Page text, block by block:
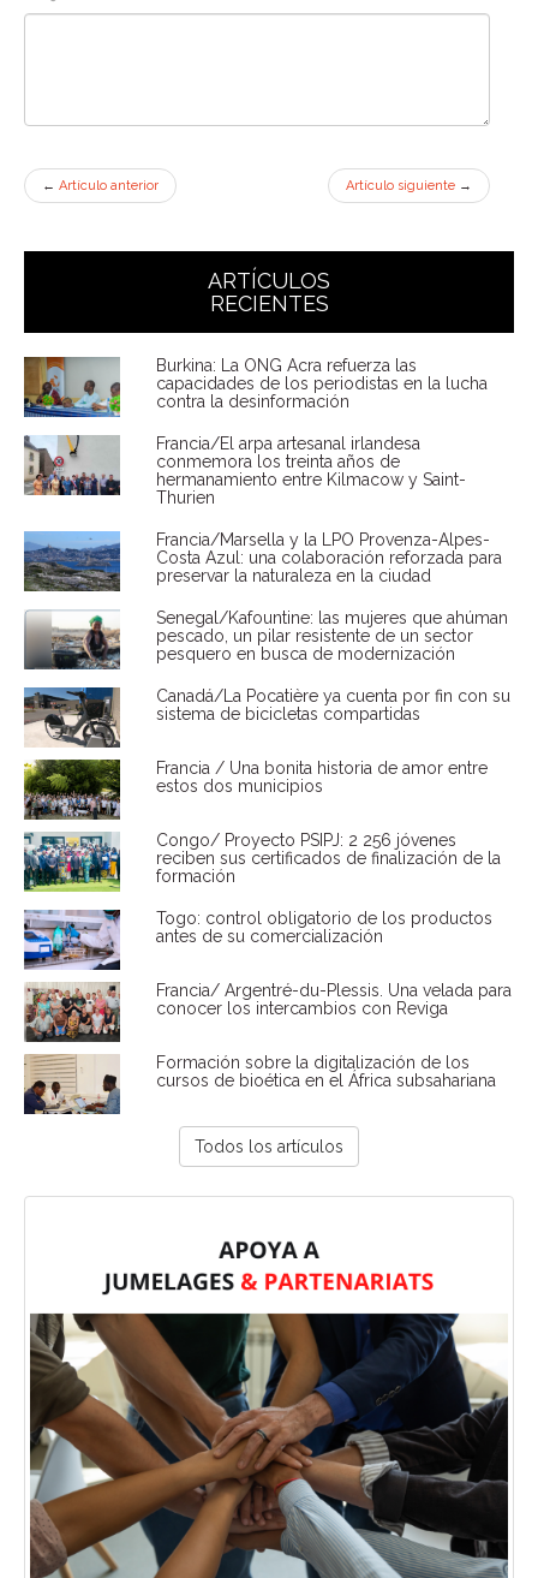
← Artículo anterior Artículo siguiente →
ARTÍCULOS
RECIENTES
Burkina: La ONG Acra refuerza las
capacidades de los periodistas en la lucha
contra la desinformación
Francia/El arpa artesanal irlandesa
conmemora los treinta años de
hermanamiento entre Kilmacow y Saint-
Thurien
Francia/Marsella y la LPO Provenza-Alpes-
Costa Azul: una colaboración reforzada para
preservar la naturaleza en la ciudad
Senegal/Kafountine: las mujeres que ahúman
pescado, un pilar resistente de un sector
pesquero en busca de modernización
Canadá/La Pocatière ya cuenta por fin con su
sistema de bicicletas compartidas
Francia / Una bonita historia de amor entre
estos dos municipios
Congo/ Proyecto PSIPJ: 2 256 jóvenes
reciben sus certificados de finalización de la
formación
Togo: control obligatorio de los productos
antes de su comercialización
Francia/ Argentré-du-Plessis. Una velada para
conocer los intercambios con Reviga
Formación sobre la digitalización de los
cursos de bioética en el África subsahariana
Todos los artículos